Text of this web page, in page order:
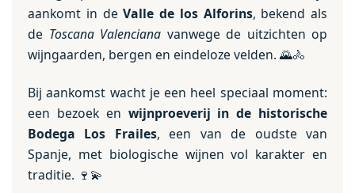
aankomt in deValle de los Alforins, bekend als
de Toscana Valenciana vanwege de uitzichten op
wijngaarden, bergen en eindeloze velden. 🌄🚴
Bij aankomst wacht je een heel speciaal moment:
een bezoek en wijnproeverij in de historische
Bodega Los Frailes, een van de oudste van
Spanje, met biologische wijnen vol karakter en
traditie. 🍷💫